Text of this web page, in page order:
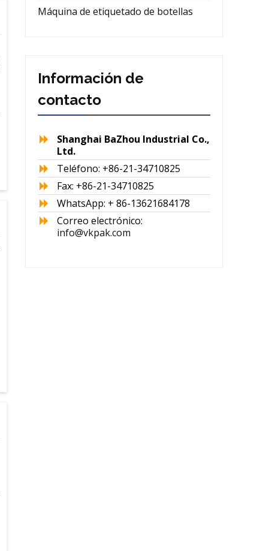
Máquina de etiquetado de botellas
Información de
contacto
Shanghai BaZhou Industrial Co.,
Ltd.
Teléfono: +86-21-34710825
Fax: +86-21-34710825
WhatsApp: + 86-13621684178
Correo electrónico:
info@vkpak.com